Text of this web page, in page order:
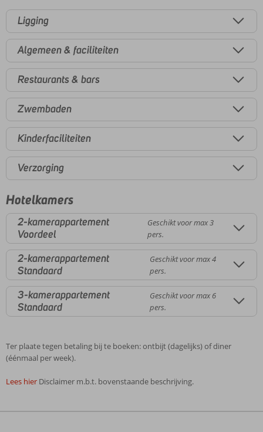
Ligging
Algemeen & faciliteiten
Restaurants & bars
Zwembaden
Kinderfaciliteiten
Verzorging
Hotelkamers
2-kamerappartement
Voordeel
Geschikt voor max 3
pers.
2-kamerappartement
Standaard
Geschikt voor max 4
pers.
3-kamerappartement
Standaard
Geschikt voor max 6
pers.
Ter plaate tegen betaling bij te boeken: ontbijt (dagelijks) of diner
(éénmaal per week).
Lees hier Disclaimer m.b.t. bovenstaande beschrijving.